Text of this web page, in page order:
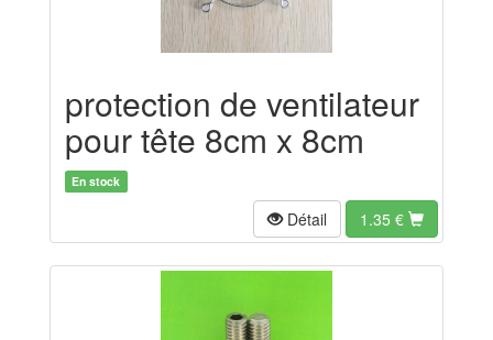
protection de ventilateur
pour tête 8cm x 8cm
En stock
Détail 1.35 €